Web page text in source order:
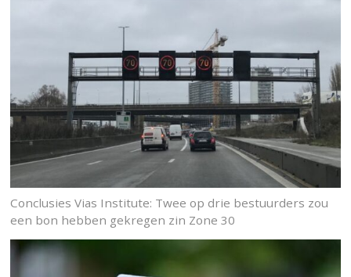
Conclusies Vias Institute: Twee op drie bestuurders zou
een bon hebben gekregen zin Zone 30